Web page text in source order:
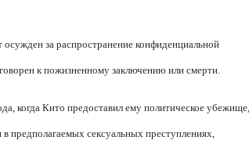
осужден за распространение конфиденциальной
к пожизненному заключению или смерти.
когда Кито предоставил ему политическое убежище,
предполагаемых сексуальных преступлениях,